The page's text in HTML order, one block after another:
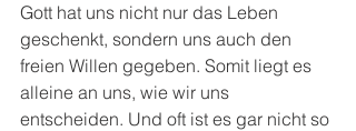
Gott hat uns nicht nur das Leben
geschenkt, sondern uns auch den
freien Willen gegeben. Somit liegt es
alleine an uns, wie wir uns
entscheiden. Und oft ist es gar nicht so